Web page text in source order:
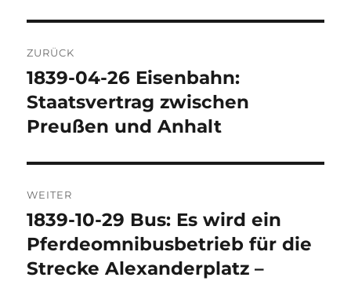
ZURÜCK
Vorheriger
Beitrag:
1839-04-26 Eisenbahn:
Staatsvertrag zwischen
Preußen und Anhalt
WEITER
Nächster
Beitrag:
1839-10-29 Bus: Es wird ein
Pferdeomnibusbetrieb für die
Strecke Alexanderplatz –